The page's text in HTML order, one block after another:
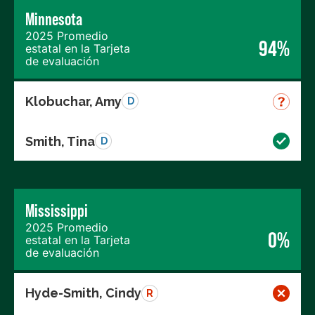
Minnesota
2025 Promedio
estatal en la Tarjeta
de evaluación
94%
Klobuchar, Amy D
Smith, Tina D
Mississippi
2025 Promedio
estatal en la Tarjeta
de evaluación
0%
Hyde-Smith, Cindy R